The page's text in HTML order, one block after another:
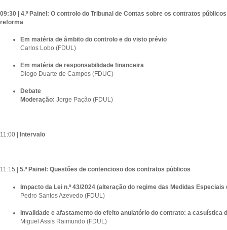
09:30 | 4.º Painel: O controlo do Tribunal de Contas sobre os contratos
reforma
Em matéria de âmbito do controlo e do visto prévio
Carlos Lobo (FDUL)
Em matéria de responsabilidade financeira
Diogo Duarte de Campos (FDUC)
Debate
Moderação: Jorge Pação (FDUL)
11:00 | Intervalo
11:15 | 5.º Painel: Questões de contencioso dos contratos públicos
Impacto da Lei n.º 43/2024 (alteração do regime das Medidas
Pedro Santos Azevedo (FDUL)
Invalidade e afastamento do efeito anulatório do contrato: a casuística
Miguel Assis Raimundo (FDUL)